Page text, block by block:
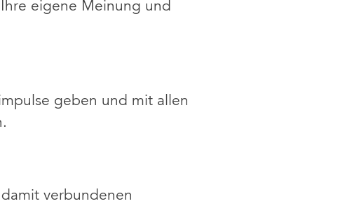
eigene Meinung und
geben und mit allen
verbundenen